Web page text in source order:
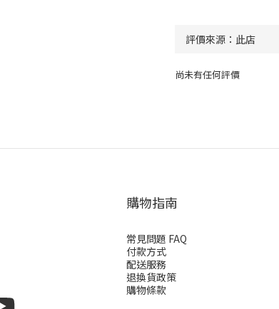
尚未有任何評價
購物指南
常見問題 FAQ
付款方式
配送服務
退換貨政策
購物條款